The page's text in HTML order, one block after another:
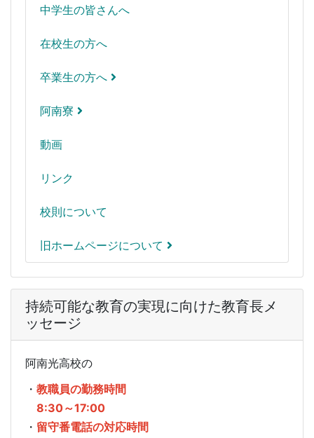
中学生の皆さんへ
在校生の方へ
卒業生の方へ
阿南寮
動画
リンク
校則について
旧ホームページについて
持続可能な教育の実現に向けた教育長メ
ッセージ
阿南光高校の
・ 教職員の勤務時間
8:30～17:00
・ 留守番電話の対応時間